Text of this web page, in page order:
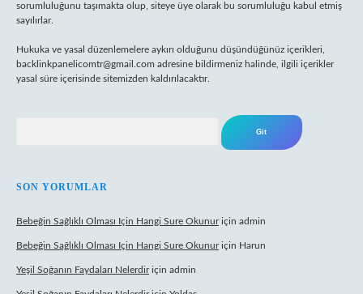
sorumluluğunu taşımakta olup, siteye üye olarak bu sorumluluğu kabul etmiş
sayılırlar.
Hukuka ve yasal düzenlemelere aykırı olduğunu düşündüğünüz içerikleri,
backlinkpanelicomtr@gmail.com adresine bildirmeniz halinde, ilgili içerikler
yasal süre içerisinde sitemizden kaldırılacaktır.
SON YORUMLAR
Bebeğin Sağlıklı Olması Için Hangi Sure Okunuriçin admin
Bebeğin Sağlıklı Olması Için Hangi Sure Okunuriçin Harun
Yeşil Soğanın Faydaları Nelerdiriçin admin